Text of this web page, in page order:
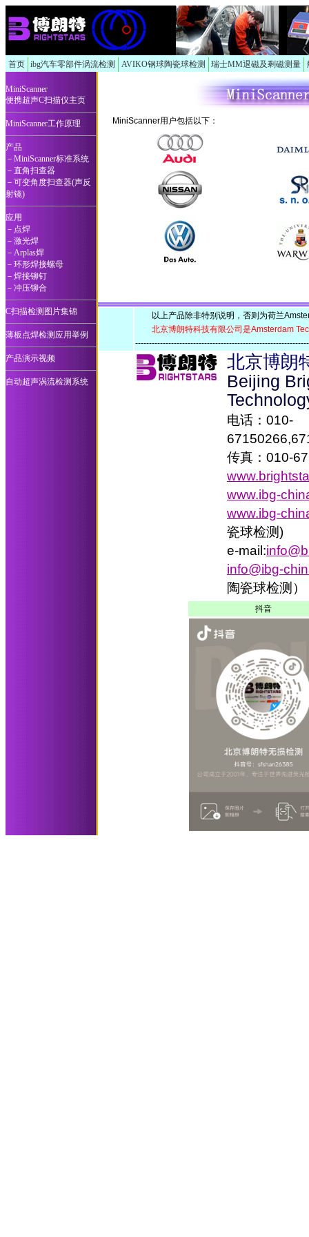
首页 ibg汽车零部件涡流检测 AVIKO钢球陶瓷球检测 瑞士MM退磁及剩磁测量
MiniScanner
便携超声C扫描仪主页
MiniScanner工作原理
产品
－MiniScanner标准系统
－直角扫查器
－可变角度扫查器(声反
射镜)
应用
－点焊
－激光焊
－Arplas焊
－环形焊接螺母
－焊接铆钉
－冲压铆合
C扫描检测图片集锦
薄板点焊检测应用举例
产品演示视频
自动超声涡流检测系统
MiniScanner用户包括以下：
以上产品除非特别说明，否则为荷兰
北京博朗特科技有限公司是Amsterdam
北京博朗
Beijing
电话：010-
传真：010-
www.ibg-
www.ibg-
瓷球检测)
e-mail:
info@ibg-
陶瓷球检测）
抖音